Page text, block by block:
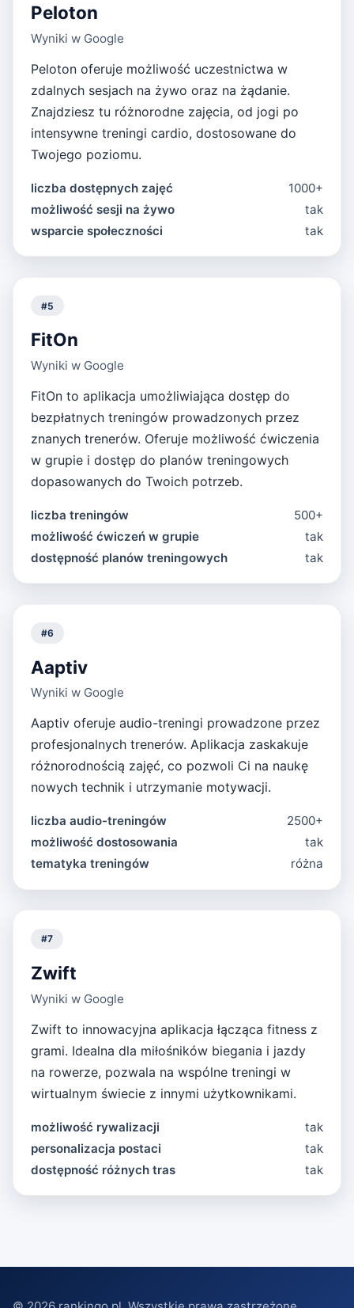
Peloton
Wyniki w Google
Peloton oferuje możliwość uczestnictwa w
zdalnych sesjach na żywo oraz na żądanie.
Znajdziesz tu różnorodne zajęcia, od jogi po
intensywne treningi cardio, dostosowane do
Twojego poziomu.
liczba dostępnych zajęć
1000+
możliwość sesji na żywo
tak
wsparcie społeczności
tak
#5
FitOn
Wyniki w Google
FitOn to aplikacja umożliwiająca dostęp do
bezpłatnych treningów prowadzonych przez
znanych trenerów. Oferuje możliwość ćwiczenia
w grupie i dostęp do planów treningowych
dopasowanych do Twoich potrzeb.
liczba treningów
500+
możliwość ćwiczeń w grupie
tak
dostępność planów treningowych
tak
#6
Aaptiv
Wyniki w Google
Aaptiv oferuje audio-treningi prowadzone przez
profesjonalnych trenerów. Aplikacja zaskakuje
różnorodnością zajęć, co pozwoli Ci na naukę
nowych technik i utrzymanie motywacji.
liczba audio-treningów
2500+
możliwość dostosowania
tak
tematyka treningów
różna
#7
Zwift
Wyniki w Google
Zwift to innowacyjna aplikacja łącząca fitness z
grami. Idealna dla miłośników biegania i jazdy
na rowerze, pozwala na wspólne treningi w
wirtualnym świecie z innymi użytkownikami.
możliwość rywalizacji
tak
personalizacja postaci
tak
dostępność różnych tras
tak